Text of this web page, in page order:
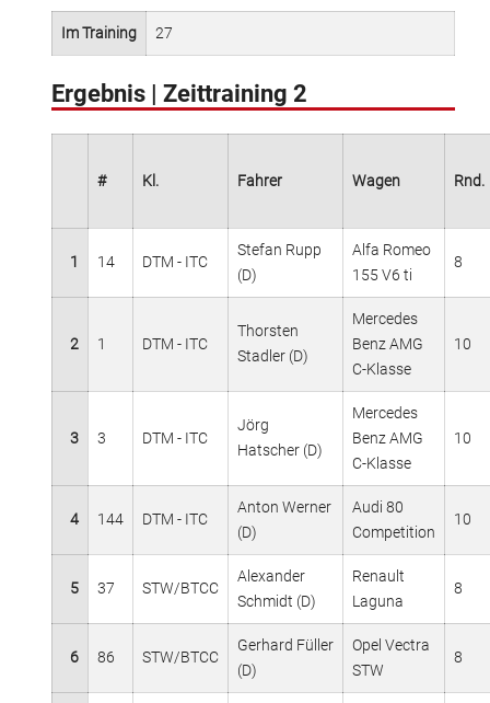
Im Training 27
Ergebnis | Zeittraining 2
# Kl. Fahrer Wagen Rnd.
1 14 DTM - ITC
Stefan Rupp
(D)
Alfa Romeo
155 V6 ti
8
2 1 DTM - ITC
Thorsten
Stadler (D)
Mercedes
Benz AMG
C-Klasse
10
3 3 DTM - ITC
Jörg
Hatscher (D)
Mercedes
Benz AMG
C-Klasse
10
4 144 DTM - ITC
Anton Werner
(D)
Audi 80
Competition
10
5 37 STW/BTCC
Alexander
Schmidt (D)
Renault
Laguna
8
6 86 STW/BTCC
Gerhard Füller
(D)
Opel Vectra
STW
8